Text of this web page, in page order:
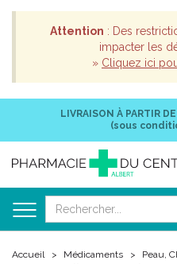
Attention : Des
impacter les
» Cliquez ici
LIVRAISON À PARTIR DE
(sous
Accueil Médicaments Peau,